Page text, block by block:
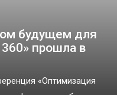
будущем для
прошла в
«Оптимизация